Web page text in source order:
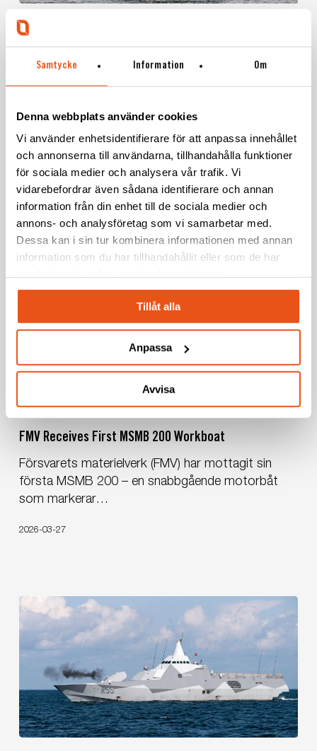
Samtycke Information Om
Denna webbplats använder cookies
Vi använder enhetsidentifierare för att anpassa innehållet
och annonserna till användarna, tillhandahålla funktioner
för sociala medier och analysera vår trafik. Vi
vidarebefordrar även sådana identifierare och annan
information från din enhet till de sociala medier och
annons- och analysföretag som vi samarbetar med.
Dessa kan i sin tur kombinera informationen med annan
information som du har tillhandahållit eller som de har
Tillåt alla
Anpassa
Avvisa
Receives
Initial
Order
for
MSMB
200
Workboats
from
FMV
News
Svekon Receives Initial Order for 60 MSMB 200
erhållit en första beställning om 60 arbetsbåtar av
modellen MSMB…
2026-04-29
Receives
MSMB
200
Workboat
FMV Receives First MSMB 200 Workboat
Försvarets materielverk (FMV) har mottagit sin
första MSMB 200 – en snabbgående motorbåt
som markerar…
2026-03-27